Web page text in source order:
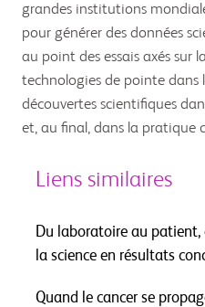
grandes institutions
pour générer des données
au point des essais axés sur
technologies de pointe dans
découvertes scientifiques
et, au final, dans la pratique
Liens similaires
Du laboratoire au patient,
la science en résultats
Quand le cancer se